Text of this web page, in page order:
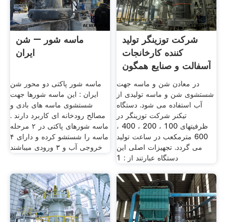
ماسه شور – شن
ایران
ماسه شور پاکتی دو محور شن
ایران : این ماسه شورها جهت
شستشوی ماسه های بادی و
مصالح رودخانه ای کاربرد دارند .
ماسه شورهای پاکتی در ۲ مرحله
ماسه را شستشو کرده و دارای ۴
خروجی آب و ۳ ورودی میباشند
شرکت توزینگر تولید
کننده کارخانجات
آسفالت و صنایع همگون
در معادن شن و ماسه جهت
شستشوی شن و ماسه تولیدی از
آب استفاده می شود. دستگاه
تیکنر شرکت توزینگر در
ظرفیتهای 100 ، 200 ، 400 ،
600 مترمکعب در ساعت تولید
می گردد. تجهیزات اصلی این
دستگاه عبارتند از : 1